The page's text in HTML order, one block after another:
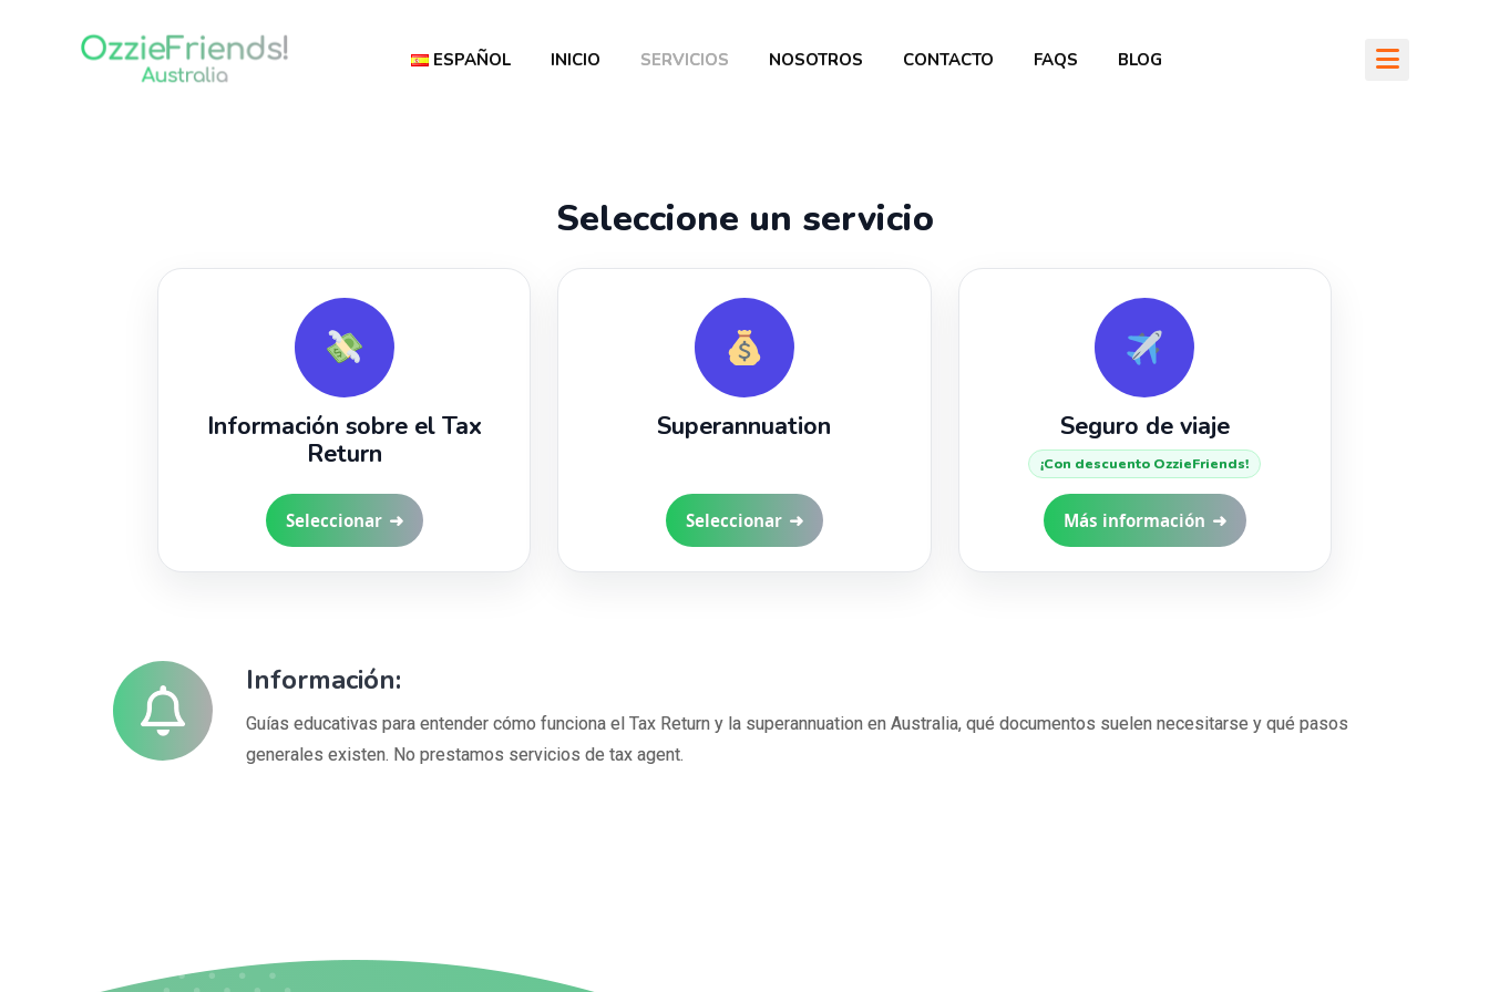
ESPAÑOL INICIO SERVICIOS NOSOTROS CONTACTO FAQS BLOG
Seleccione un servicio
Información sobre el Tax
Return
Seleccionar ➜
Superannuation
Seleccionar ➜
Seguro de viaje
¡Con descuento OzzieFriends!
Más información ➜
Información:
Guías educativas para entender cómo funciona el Tax Return y la superannuation en Australia, qué documentos suelen necesitarse y qué pasos
generales existen. No prestamos servicios de tax agent.